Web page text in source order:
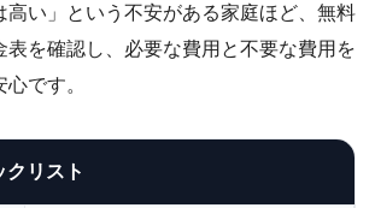
高い」という不安がある家庭ほど、無料
表を確認し、必要な費用と不要な費用を
です。
クリスト